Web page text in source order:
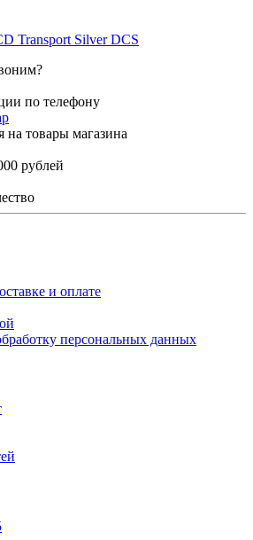
Transport Silver DCS
по телефону
на товары магазина
рублей
и оплате
персональных данных